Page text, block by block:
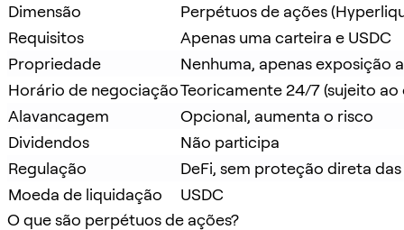
Dimensão
Perpétuos de ações
Requisitos
Apenas uma carteira e USDC
Propriedade
Nenhuma, apenas exposição
Horário de negociaçãoTeoricamente 24/7 (sujeito ao
Alavancagem
Opcional, aumenta o risco
Dividendos
Não participa
Regulação
DeFi, sem proteção direta
Moeda de liquidação
USDC
O que são perpétuos de ações?